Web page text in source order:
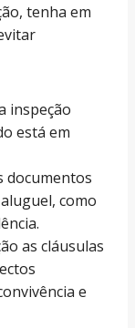
tenha em
inspeção
está em
documentos
como
as cláusulas
e